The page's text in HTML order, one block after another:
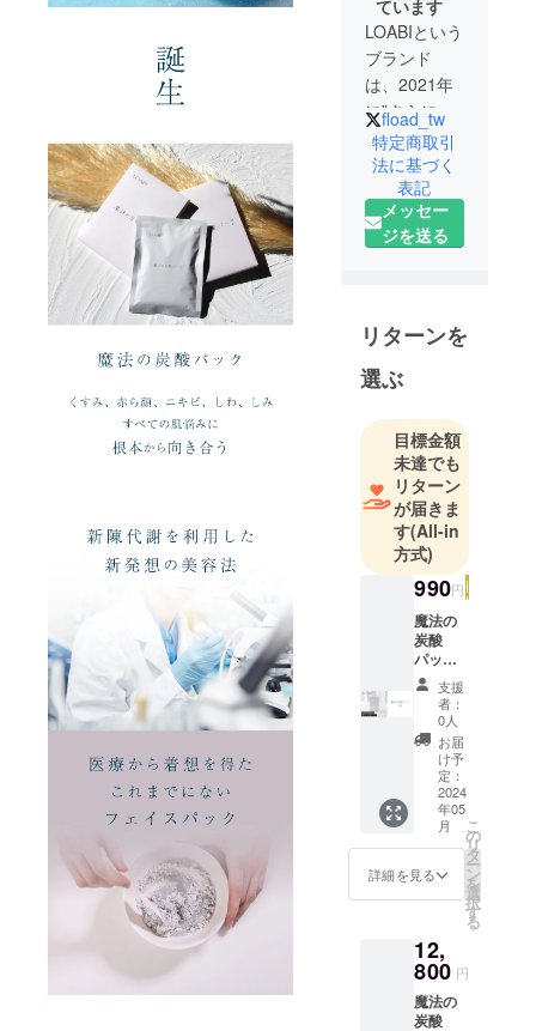
ています
LOABIという
ブランド
は、2021年
に”さらに美
しい自分と
出会う”を
モットーに
美容雑貨、
美容品の販
た。自宅で
セルフエス
テができる
や美顔器、
全身に使え
る痩身マシ
ンなど幅広
く商品展開
していま
fload_tw
特定商取引
法に基づく
表記
メッセー
ジを送る
リターンを
選ぶ
目標金額
未達でも
リターン
が届きま
す(All-in
方式)
990円
魔法の
炭酸
パック1
枚 通常
販売価
格：
3,300
円/1枚
支援
者：
0人
お届
け予
定：
2024
年05
月
詳細を見る
こ
の
リ
タ
ー
ン
を
選
択
す
る
12,
800 円
魔法の
炭酸